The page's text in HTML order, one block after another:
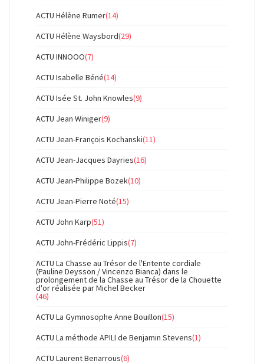
ACTU Hélène Rumer(14)
ACTU Hélène Waysbord(29)
ACTU INNOOO(7)
ACTU Isabelle Béné(14)
ACTU Isée St. John Knowles(9)
ACTU Jean Winiger(9)
ACTU Jean-François Kochanski(11)
ACTU Jean-Jacques Dayries(16)
ACTU Jean-Philippe Bozek(10)
ACTU Jean-Pierre Noté(15)
ACTU John Karp(51)
ACTU John-Frédéric Lippis(7)
ACTU La Chasse au Trésor de l'Entente cordiale
(Pauline Deysson / Vincenzo Bianca) dans le
prolongement de la Chasse au Trésor de la Chouette
d'or réalisée par Michel Becker
(46)
ACTU La Gymnosophe Anne Bouillon(15)
ACTU La méthode APILI de Benjamin Stevens(1)
ACTU Laurent Benarrous(6)